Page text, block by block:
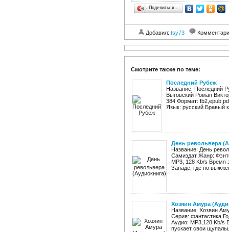
Поделиться…
Добавил: tsy73
Смотрите также по теме:
Последний Рубеж
Название: Последний
Выговский Роман
384 Формат:
Язык: русский Бравый
День револьвера
Название: День
Самиздат Жанр:
MP3, 128 Kb/s Время
Западе, где по
Хозяин Амура
Название: Хозяин
Серия: фантастика
Аудио: MP3,128 Kb/s
пускает свои